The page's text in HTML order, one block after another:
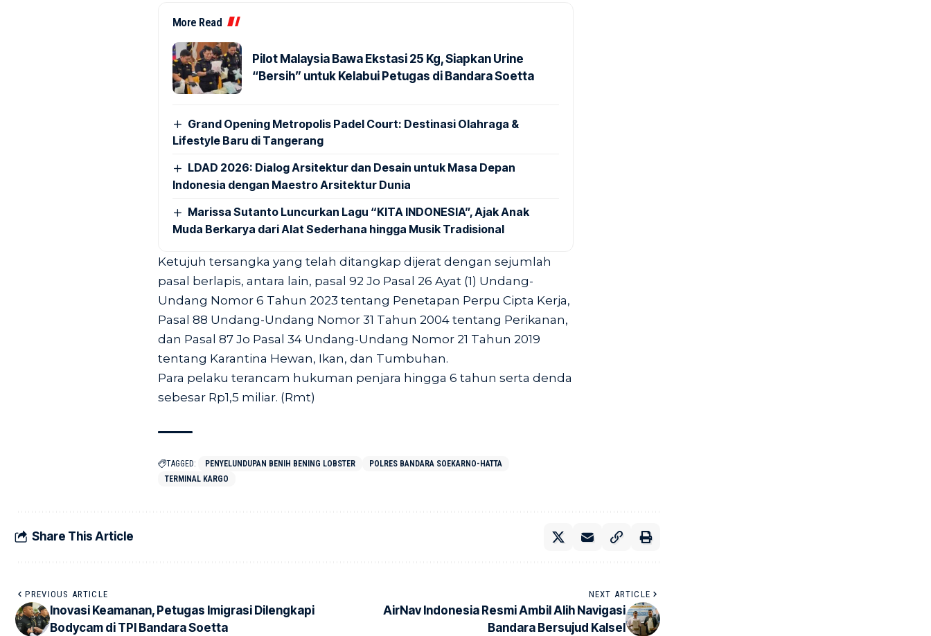
More Read
Pilot Malaysia Bawa Ekstasi 25 Kg, Siapkan Urine
“Bersih” untuk Kelabui Petugas di Bandara Soetta
Grand Opening Metropolis Padel Court: Destinasi Olahraga &
Lifestyle Baru di Tangerang
LDAD 2026: Dialog Arsitektur dan Desain untuk Masa Depan
Indonesia dengan Maestro Arsitektur Dunia
Marissa Sutanto Luncurkan Lagu “KITA INDONESIA”, Ajak Anak
Muda Berkarya dari Alat Sederhana hingga Musik Tradisional
Ketujuh tersangka yang telah ditangkap dijerat dengan sejumlah
pasal berlapis, antara lain, pasal 92 Jo Pasal 26 Ayat (1) Undang-
Undang Nomor 6 Tahun 2023 tentang Penetapan Perpu Cipta Kerja,
Pasal 88 Undang-Undang Nomor 31 Tahun 2004 tentang Perikanan,
dan Pasal 87 Jo Pasal 34 Undang-Undang Nomor 21 Tahun 2019
tentang Karantina Hewan, Ikan, dan Tumbuhan.
Para pelaku terancam hukuman penjara hingga 6 tahun serta denda
sebesar Rp1,5 miliar. (Rmt)
TAGGED: PENYELUNDUPAN BENIH BENING LOBSTER
POLRES BANDARA SOEKARNO-HATTA
TERMINAL KARGO
Share This Article
PREVIOUS ARTICLE
Inovasi Keamanan, Petugas Imigrasi Dilengkapi
Bodycam di TPI Bandara Soetta
NEXT ARTICLE
AirNav Indonesia Resmi Ambil Alih Navigasi
Bandara Bersujud Kalsel